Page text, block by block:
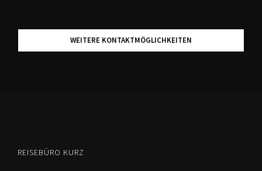
WEITERE KONTAKTMÖGLICHKEITEN
REISEBÜRO KURZ